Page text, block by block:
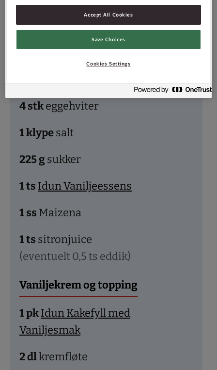
Ingredienser
4stkeggehviter
1klypesalt
225g sukker
1ts Idun Vaniljeessens
1ss Maizena
1ts sitronjuice
(eventuelt 0,5 ts eddik)
Vaniljekrem og topping
1pkIdun Kakefyll med
Vaniljesmak
2dlkremfløte
Accept All Cookies
Save Choices
Cookies Settings